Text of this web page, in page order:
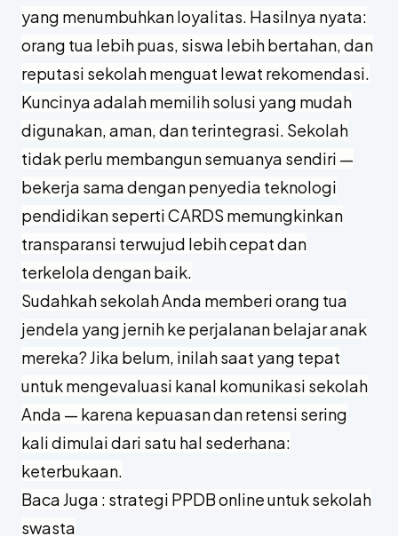
yang menumbuhkan loyalitas. Hasilnya nyata:
orang tua lebih puas, siswa lebih bertahan, dan
reputasi sekolah menguat lewat rekomendasi.
Kuncinya adalah memilih solusi yang mudah
digunakan, aman, dan terintegrasi. Sekolah
tidak perlu membangun semuanya sendiri —
bekerja sama dengan penyedia teknologi
pendidikan seperti CARDS memungkinkan
transparansi terwujud lebih cepat dan
terkelola dengan baik.
Sudahkah sekolah Anda memberi orang tua
jendela yang jernih ke perjalanan belajar anak
mereka? Jika belum, inilah saat yang tepat
untuk mengevaluasi kanal komunikasi sekolah
Anda — karena kepuasan dan retensi sering
kali dimulai dari satu hal sederhana:
keterbukaan.
Baca Juga : strategi PPDB online untuk sekolah
swasta